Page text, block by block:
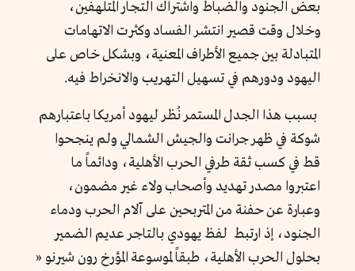
بعض الجنود والضباط واشتراك التجار المتلهفين،
وخلال وقت قصير انتشر الفساد وكثرت الاتهامات
المتبادلة بين جميع الأطراف المعنية، وبشكل خاص على
اليهود ودورهم في تسهيل التهريب والانخراط فيه.
بسبب هذا الجدل المستمر نُظر ليهود أمريكا باعتبارهم
شوكة في ظهر جرانت والجيش الشمالي ولم ينجحوا
قط في كسب ثقة طرفي الحرب الأهلية، ودائماً ما
اعتبروا مصدر تهديد وأصحاب ولاء غير مضمون،
وعبارة عن حفنة من المتربحين على آلام الحرب ودماء
الجنود، إذ ارتبط لفظ يهودي بالتاجر عديم الضمير
بحلول الحرب الأهلية، طبقاً لموسوعة المؤرخ رون شيرنو «